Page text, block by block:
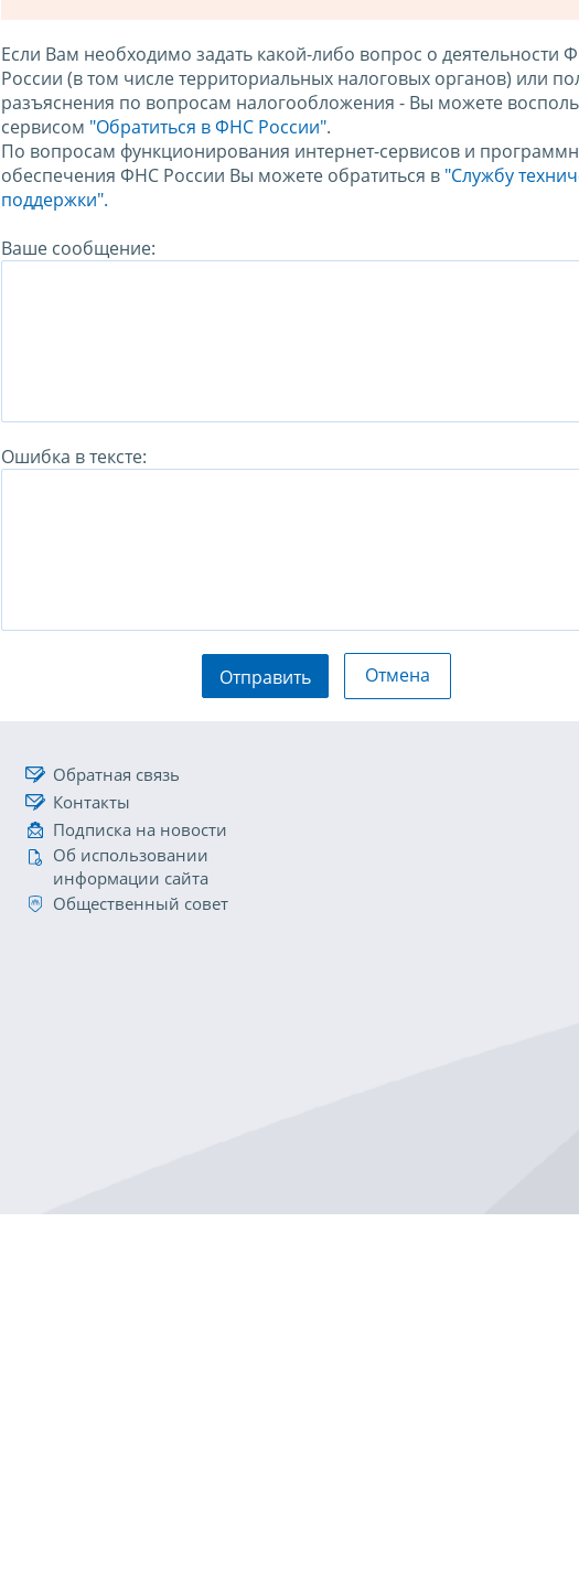
Если Вам необходимо задать какой-либо вопрос о деятельности
России (в том числе территориальных налоговых органов) или
разъяснения по вопросам налогообложения - Вы можете
сервисом "Обратиться в ФНС России".
По вопросам функционирования интернет-сервисов и
обеспечения ФНС России Вы можете обратиться в "Службу
поддержки".
Ваше сообщение:
Ошибка в тексте:
Отправить Отмена
Обратная связь
Контакты
Подписка на новости
Об использовании
информации сайта
Общественный совет